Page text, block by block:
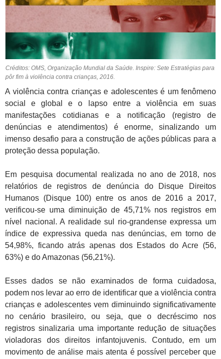
Créditos: OMS, Organização Mundial da Saúde. Inspire: Sete Estratégias para
pôr fim à violência contra crianças, 2016.
A violência contra crianças e adolescentes é um fenômeno
social e global e o lapso entre a violência em suas
manifestações cotidianas e a notificação (registro de
denúncias e atendimentos) é enorme, sinalizando um
imenso desafio para a construção de ações públicas para a
proteção dessa população.
Em pesquisa documental realizada no ano de 2018, nos
relatórios de registros de denúncia do Disque Direitos
Humanos (Disque 100) entre os anos de 2016 a 2017,
verificou-se uma diminuição de 45,71% nos registros em
nível nacional. A realidade sul rio-grandense expressa um
índice de expressiva queda nas denúncias, em torno de
54,98%, ficando atrás apenas dos Estados do Acre (56,
63%) e do Amazonas (56,21%).
Esses dados se não examinados de forma cuidadosa,
podem nos levar ao erro de identificar que a violência contra
crianças e adolescentes vem diminuindo significativamente
no cenário brasileiro, ou seja, que o decréscimo nos
registros sinalizaria uma importante redução de situações
violadoras dos direitos infantojuvenis. Contudo, em um
movimento de análise mais atenta é possível perceber que